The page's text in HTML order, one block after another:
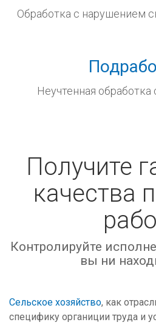
Обработка с нарушением
Неучтенная обработка
Получите
качества
Контролируйте
вы ни
Сельское хозяйство, как
специфику органиции труда и